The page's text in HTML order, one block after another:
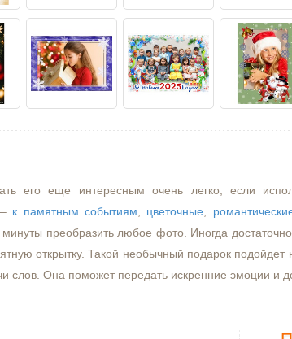
его еще интересным очень легко, если
к памятным событиям цветочные
преобразить любое фото. Иногда
открытку. Такой необычный подарок подойдет
слов. Она поможет передать искренние эмоции и